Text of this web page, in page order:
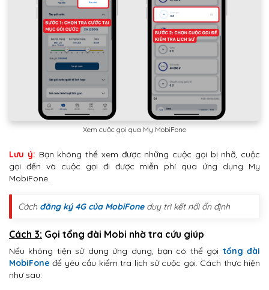
Xem cuộc gọi qua My MobiFone
Lưu ý: Bạn không thể xem được những cuộc gọi bị nhỡ, cuộc
gọi đến và cuộc gọi đi được miễn phí qua ứng dụng My
MobiFone.
Cách đăng ký 4G của MobiFoneduy trì kết nối ổn định
Cách 3: Gọi tổng đài Mobi nhờ tra cứu giúp
Nếu không tiện sử dụng ứng dụng, bạn có thể gọi tổng đài
MobiFone để yêu cầu kiểm tra lịch sử cuộc gọi. Cách thực hiện
như sau: